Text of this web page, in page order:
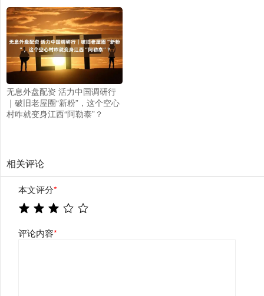
无息外盘配资 活力中国调研行
｜破旧老屋圈“新粉”，这个空心
村咋就变身江西“阿勒泰”？
相关评论
本文评分*
评论内容*